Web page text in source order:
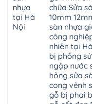
quốc
đông
phòng
xuyên
đống
Đồng
Dương
Đồng
Khánh
Phượng
Thượng
Phúc
Thường
Chương
Dương
Hồng
Xuyên
Phượng
nhựa
composite
Xuân
Đông
Ngạc
Quảng
Thượng
Xuân
4mm
6mm
nhiêu
nhựa
charm
wood
hobiwood
chữa Sửa
10mm
sàn nhựa
công
nhiên tại
bị phồng
ngập nước
hỏng sửa
cong vênh
gỗ bị phai